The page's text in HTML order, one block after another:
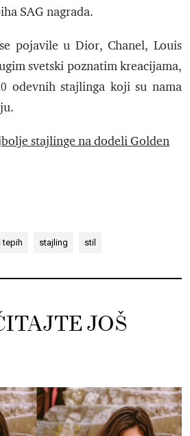
SAG nagrada.
pojavile u Dior, Chanel, Louis
svetski poznatim kreacijama,
odevnih stajlinga koji su nama
stajlinge na dodeliGolden
tepih stajling stil
JOŠ